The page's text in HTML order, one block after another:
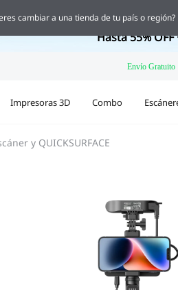
🔥 Ofertas de
Hasta 55%
Impresoras 3D Combo
y QUICKSURFACE
cambiar a una tienda de tu país o región?